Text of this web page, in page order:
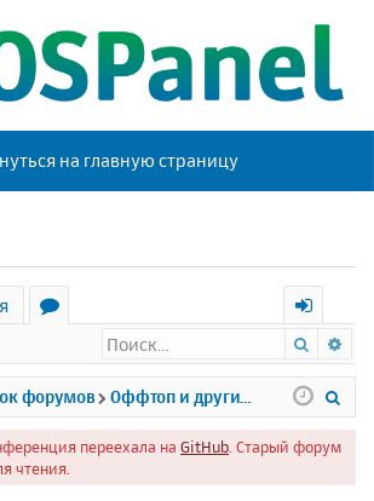
на главную страницу
р
у
м
х
о
д
Поиск
форумов
переехала на GitHub . Старый форум
чтения.